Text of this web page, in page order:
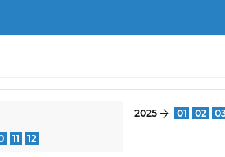
2025 } 01 02
11 12